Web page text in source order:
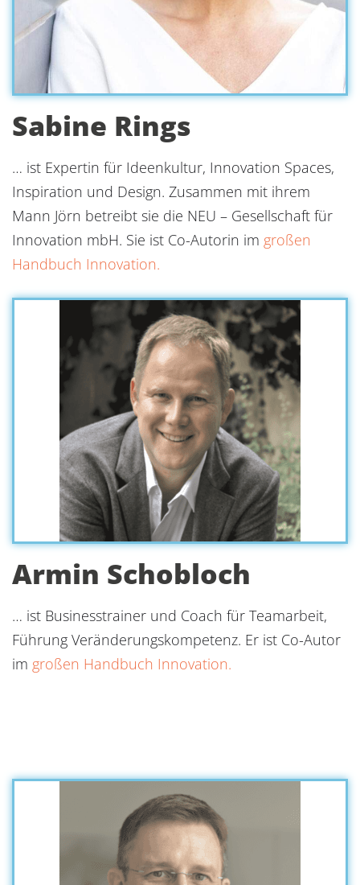
Sabine Rings
… ist Expertin für Ideenkultur, Innovation Spaces,
Inspiration und Design. Zusammen mit ihrem
Mann Jörn betreibt sie die NEU – Gesellschaft für
Innovation mbH. Sie ist Co-Autorin im großen
Handbuch Innovation.
Armin Schobloch
… ist Businesstrainer und Coach für Teamarbeit,
Führung Veränderungskompetenz. Er ist Co-Autor
im großen Handbuch Innovation.